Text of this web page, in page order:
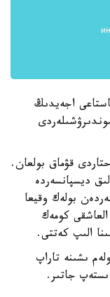
ايتۋىنشا، كوك ءتۇتىن 85 جاستاعى اجەيدىڭ
قۋماق بولعان.
ديسپانسەردە
بولەك وقيعا
العاشقى كومەك
الىپ كەتتى.
ىشىنە تاراپ
جاتىر.